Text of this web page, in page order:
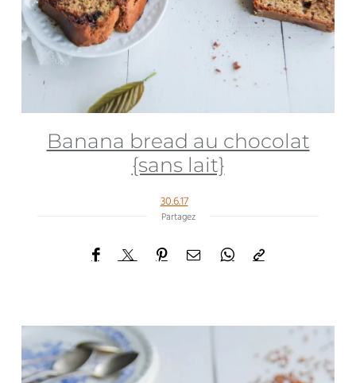
Banana bread au chocolat
{sans lait}
30.6.17
Partagez